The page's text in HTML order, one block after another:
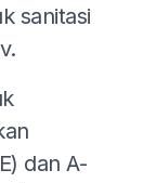
sanitasi
dan A-